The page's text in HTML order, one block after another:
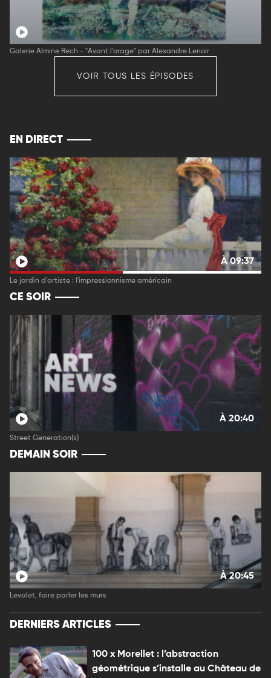
Galerie Almine Rech - "Avant l'orage" par Alexandre Lenoir
VOIR TOUS LES ÉPISODES
EN DIRECT
À 09:37
Le jardin d'artiste : l'impressionnisme américain
CE SOIR
À 20:40
Street Generation(s)
DEMAIN SOIR
À 20:45
Levalet, faire parler les murs
DERNIERS ARTICLES
100 x Morellet : l’abstraction
géométrique s’installe au Château de